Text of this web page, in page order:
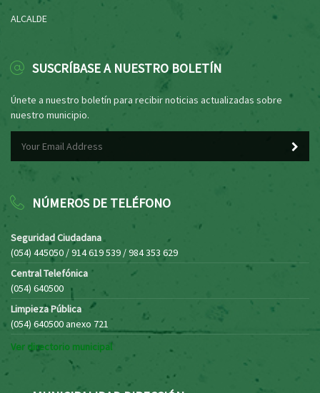
ALCALDE
SUSCRÍBASE A NUESTRO BOLETÍN
Únete a nuestro boletín para recibir noticias actualizadas sobre
nuestro municipio.
NÚMEROS DE TELÉFONO
Seguridad Ciudadana
(054) 445050 / 914 619 539 / 984 353 629
Central Telefónica
(054) 640500
Limpieza Pública
(054) 640500 anexo 721
Ver directorio municipal